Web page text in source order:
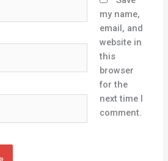
my name,
email, and
website in
this
browser
for the
next time I
comment.